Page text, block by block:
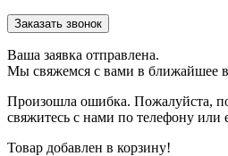
Ваша заявка отправлена.
Мы свяжемся с вами в ближайшее
Произошла ошибка. Пожалуйста,
свяжитесь с нами по телефону или
Товар добавлен в корзину!